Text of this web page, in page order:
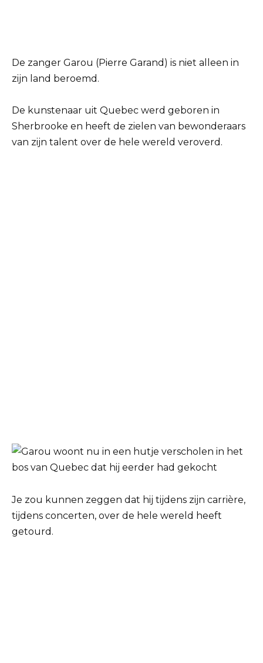
De zanger Garou (Pierre Garand) is niet alleen in
zijn land beroemd.
De kunstenaar uit Quebec werd geboren in
Sherbrooke en heeft de zielen van bewonderaars
van zijn talent over de hele wereld veroverd.
Je zou kunnen zeggen dat hij tijdens zijn carrière,
tijdens concerten, over de hele wereld heeft
getourd.